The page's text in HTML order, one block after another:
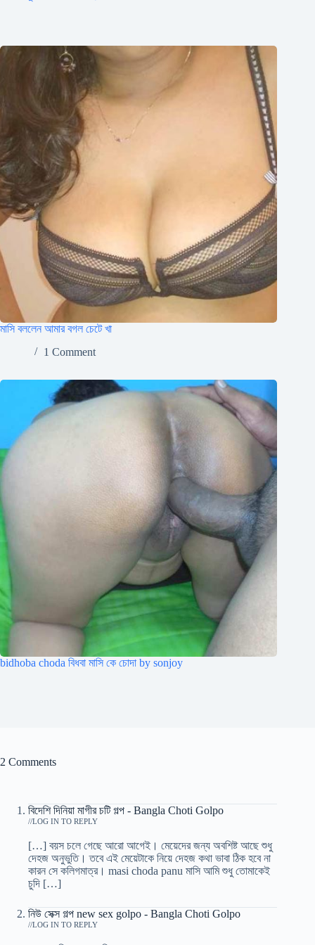
মাসি বললেন আমার বগল চেটে খা
1 Comment
bidhoba choda বিধবা মাসি কে চোদা by sonjoy
2 Comments
বিদেশি দিনিয়া মাগীর চটি গল্প - Bangla Choti Golpo
/ LOG IN TO REPLY
[…] বয়স চলে গেছে আরো আগেই। মেয়েদের জন্য অবশিষ্ট আছে শুধু
দেহজ অনুভুতি। তবে এই মেয়েটাকে নিয়ে দেহজ কথা ভাবা ঠিক হবে না
কারন সে কলিগমাত্র। masi choda panu মাসি আমি শুধু তোমাকেই
চুদি […]
নিউ সেক্স গল্প new sex golpo - Bangla Choti Golpo
/ LOG IN TO REPLY